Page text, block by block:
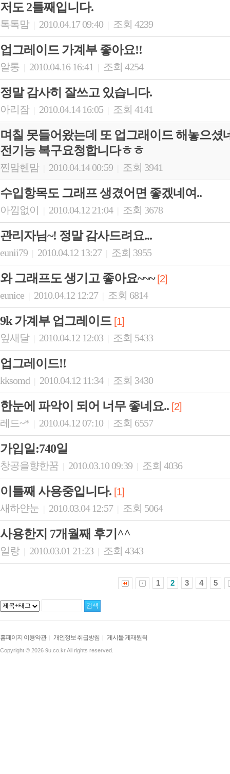
저도 2틀째입니다.
톡톡맘 2010.04.17 09:40 조회 4239
업그레이드 가계부 좋아요!!
알통 2010.04.16 16:41 조회 4254
정말 감사히 잘쓰고 있습니다.
아리잠 2010.04.14 16:05 조회 4141
며칠 못들어왔는데 또 업그래이드 해놓으셨
전기능 복구요청합니다ㅎㅎ
찐맘헨맘 2010.04.14 00:59 조회 3941
수입항목도 그래프 생겼어면 좋겠네여..
아낌없이 2010.04.12 21:04 조회 3678
관리자님~! 정말 감사드려요...
eunii79 2010.04.12 13:27 조회 3955
와 그래프도 생기고 좋아요~~~ [2]
eunice
2010.04.12 12:27 조회 6814
9k 가계부 업그레이드 [1]
잎새달
2010.04.12 12:03 조회 5433
업그레이드!!
kksomd 2010.04.12 11:34 조회 3430
한눈에 파악이 되어 너무 좋네요.. [2]
레드~*
2010.04.12 07:10 조회 6557
가입일:740일
창공을향한꿈 2010.03.10 09:39 조회 4036
이틀째 사용중입니다. [1]
새하얀눈
2010.03.04 12:57 조회 5064
사용한지 7개월째 후기^^
일랑 2010.03.01 21:23 조회 4343
1 2 3 4 5
홈페이지 이용약관| 개인정보 취급방침 | 게시물 게재원칙
Copyright © 2026 9u.co.kr All rights reserved.